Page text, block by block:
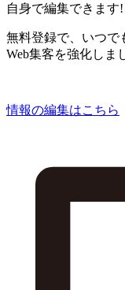
自身で編集できます!
無料登録で、いつで
Web集客を強化しま
情報の編集はこちら